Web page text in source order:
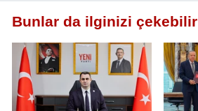
Bunlar da ilginizi çekebilir